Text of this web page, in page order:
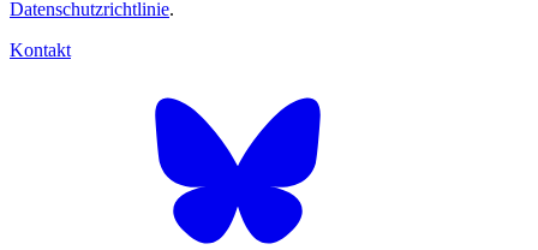
Datenschutzrichtlinie.
Kontakt